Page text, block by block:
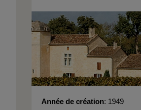
Année de création 1949